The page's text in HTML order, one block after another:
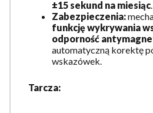
±15 sekund na miesiąc
Zabezpieczenia:
funkcję wykrywania
odporność
automatyczną korektę
wskazówek.
Tarcza: